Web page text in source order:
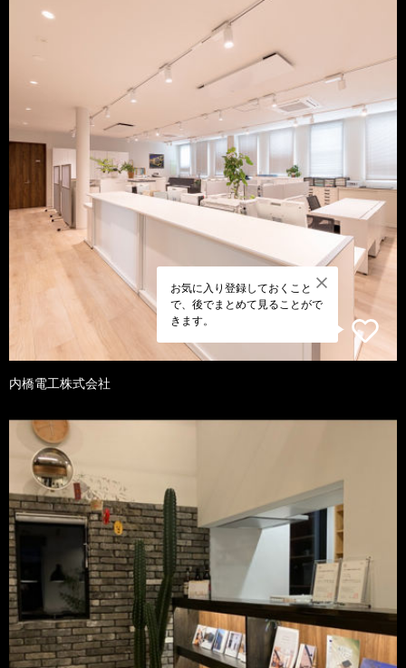
お気に入り登録しておくこと
で、後でまとめて見ることがで
きます。
内橋電工株式会社